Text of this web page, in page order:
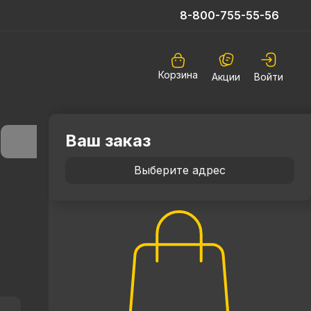
8-800-755-55-56
Корзина Акции Войти
Ваш заказ
Выберите адрес